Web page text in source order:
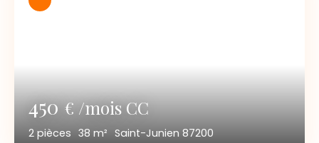
450€ /mois CC
2 pièces 38 m² Saint-Junien 87200